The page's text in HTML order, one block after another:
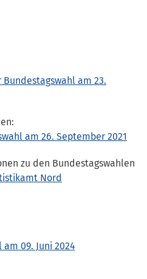
am 23.
am 26. September 2021
zu den Bundestagswahlen
Nord
09. Juni 2024